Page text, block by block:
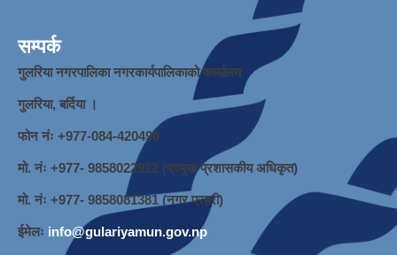
सम्पर्क
गुलरिया नगरपालिका नगरकार्यपालिकाको कार्यालय
गुलरिया, बर्दिया ।
फोन नंः ‌+977-084-420490
मो. नंः +977- 9858022922 (प्रमुख प्रशासकीय अधिकृत)
मो. नंः +977- 9858081381 (नगर प्रहरी)
ईमेलः info@gulariyamun.gov.np